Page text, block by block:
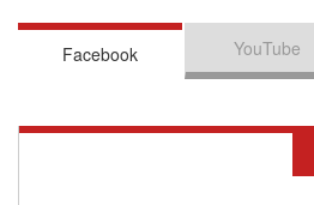
Facebook YouTube